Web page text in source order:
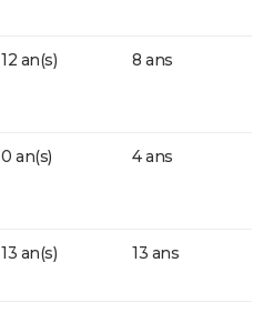
12 an(s) 8 ans
0 an(s) 4 ans
13 an(s) 13 ans